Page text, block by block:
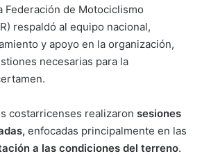
Federación de Motociclismo
respaldó al equipo nacional,
y apoyo en la organización,
necesarias para la
costarricenses realizaron sesiones
enfocadas principalmente en las
a las condiciones del terreno.